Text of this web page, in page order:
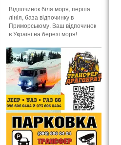
Відпочинок біля моря, перша
лінія, база відпочинку в
Приморському. Ваш відпочинок
в Україні на березі моря!